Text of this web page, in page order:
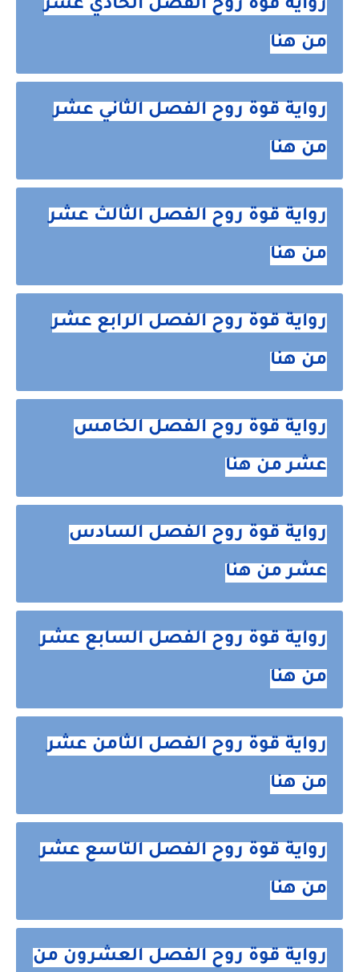
رواية قوة روح الفصل الحادي عشر
من هنا
رواية قوة روح الفصل الثاني عشر
من هنا
رواية قوة روح الفصل الثالث عشر
من هنا
رواية قوة روح الفصل الرابع عشر
من هنا
رواية قوة روح الفصل الخامس
عشر من هنا
رواية قوة روح الفصل السادس
عشر من هنا
رواية قوة روح الفصل السابع عشر
من هنا
رواية قوة روح الفصل الثامن عشر
من هنا
رواية قوة روح الفصل التاسع عشر
من هنا
رواية قوة روح الفصل العشرون من